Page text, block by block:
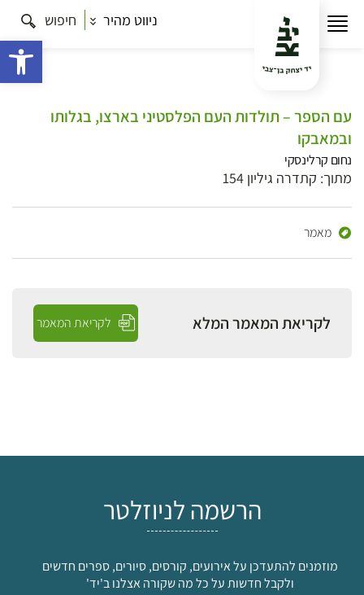
ניווט מהיר חיפוש
עם הספר – תולדות העם הפלסטיני בארצו, בגלותו
ובמאבקו
נחום קרלינסקי
מתוך: קתדרה גיליון 154
מאמר
לקריאת המאמר המלא לקריאת המאמר
הרשמה לניוזלטר
מוזמנים להתעדכן על אירועים, קורסים, סיורים, ספרים חדשים
ולקבל חדשות על כל מה שקורה אצלנו ב'יד'